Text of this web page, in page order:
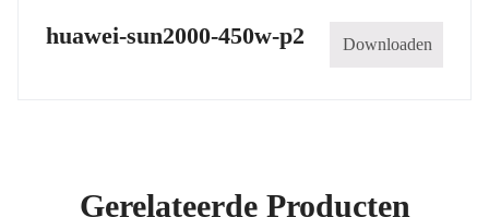
huawei-sun2000-450w-p2 Downloaden
Gerelateerde Producten